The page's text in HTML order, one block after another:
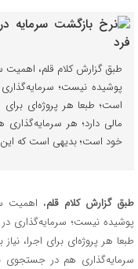
طبق گزارش کلام قلم، اهمیت
پوشیده نیست؛ سرمایه‌گذاری
است؛ طبعا هر پروژه‌ای
مالی دارد؛ هر
خود است؛ بدیهی است که
طبق گزارش کلام قلم، اهمیت
پوشیده نیست؛ سرمایه‌گذاری در
طبعا هر پروژه‌ای برای اجرا،
سرمایه‌گذاری هم در جستجوی